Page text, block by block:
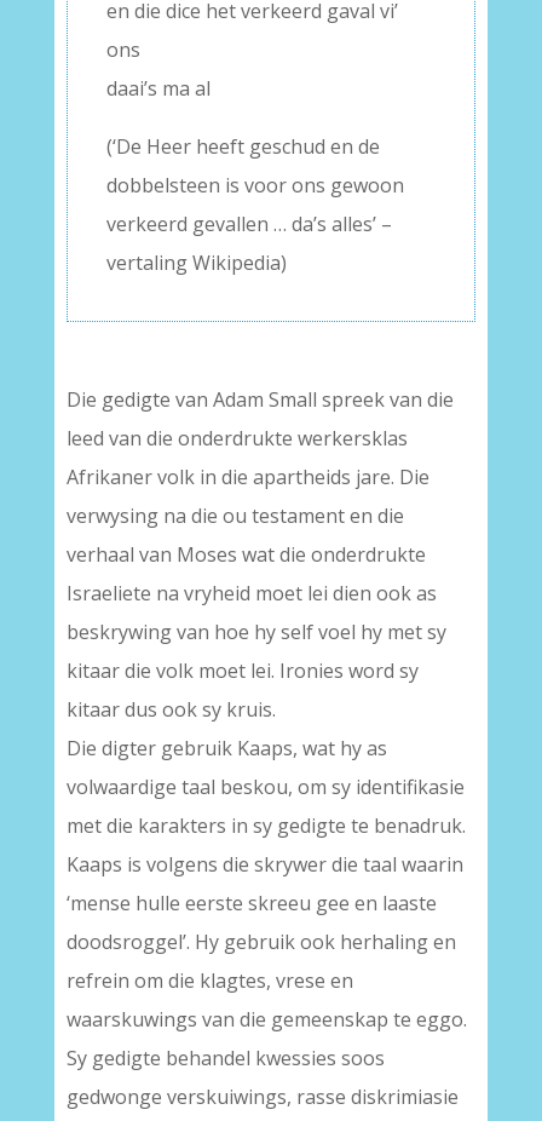
en die dice het verkeerd gaval vi’
ons
daai’s ma al
(‘De Heer heeft geschud en de
dobbelsteen is voor ons gewoon
verkeerd gevallen … da’s alles’ –
vertaling Wikipedia)
Die gedigte van Adam Small spreek van die
leed van die onderdrukte werkersklas
Afrikaner volk in die apartheids jare. Die
verwysing na die ou testament en die
verhaal van Moses wat die onderdrukte
Israeliete na vryheid moet lei dien ook as
beskrywing van hoe hy self voel hy met sy
kitaar die volk moet lei. Ironies word sy
kitaar dus ook sy kruis.
Die digter gebruik Kaaps, wat hy as
volwaardige taal beskou, om sy identifikasie
met die karakters in sy gedigte te benadruk.
Kaaps is volgens die skrywer die taal waarin
‘mense hulle eerste skreeu gee en laaste
doodsroggel’. Hy gebruik ook herhaling en
refrein om die klagtes, vrese en
waarskuwings van die gemeenskap te eggo.
Sy gedigte behandel kwessies soos
gedwonge verskuiwings, rasse diskrimiasie